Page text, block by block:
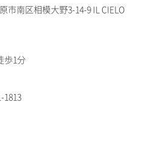
南区相模大野3-14-9 IL CIELO
歩1分